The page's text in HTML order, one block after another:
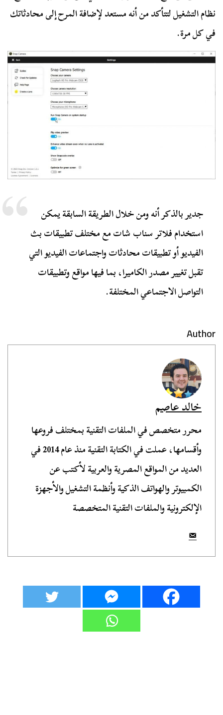
نظام التشغيل لتتأكد من أنه مستعد لإضافة المرح إلى محادثاتك
في كل مرة.
جدير بالذكر أنه ومن خلال الطريقة السابقة يمكن
استخدام فلاتر سناب شات مع مختلف تطبيقات بث
الفيديو أو تطبيقات محادثات واجتماعات الفيديو التي
تقبل تغيير مصدر الكاميرا، بما فيها مواقع وتطبيقات
التواصل الاجتماعي المختلفة.
Author
خالد عاصم
محرر متخصص في الملفات التقنية بمختلف فروعها
وأقسامها، عملت في الكتابة التقنية منذ عام 2014 في
العديد من المواقع المصرية والعربية لأكتب عن
الكمبيوتر والهواتف الذكية وأنظمة التشغيل والأجهزة
الإلكترونية والملفات التقنية المتخصصة